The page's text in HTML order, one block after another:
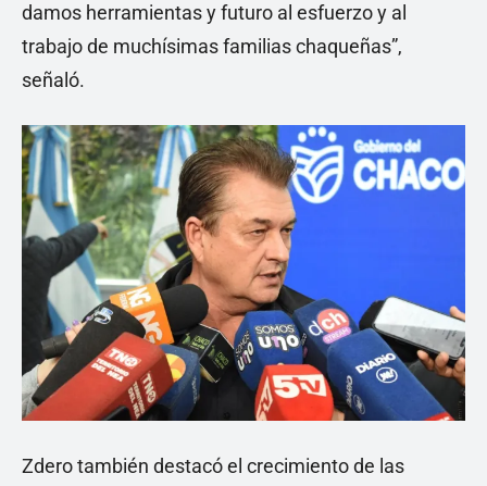
damos herramientas y futuro al esfuerzo y al
trabajo de muchísimas familias chaqueñas”,
señaló.
Zdero también destacó el crecimiento de las